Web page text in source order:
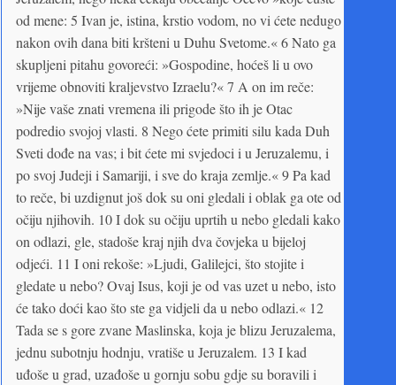
od mene: 5 Ivan je, istina, krstio vodom, no vi ćete nedugo
nakon ovih dana biti kršteni u Duhu Svetome.« 6 Nato ga
skupljeni pitahu govoreći: »Gospodine, hoćeš li u ovo
vrijeme obnoviti kraljevstvo Izraelu?« 7 A on im reče:
»Nije vaše znati vremena ili prigode što ih je Otac
podredio svojoj vlasti. 8 Nego ćete primiti silu kada Duh
Sveti dođe na vas; i bit ćete mi svjedoci i u Jeruzalemu, i
po svoj Judeji i Samariji, i sve do kraja zemlje.« 9 Pa kad
to reče, bi uzdignut još dok su oni gledali i oblak ga ote od
očiju njihovih. 10 I dok su očiju uprtih u nebo gledali kako
on odlazi, gle, stadoše kraj njih dva čovjeka u bijeloj
odjeći. 11 I oni rekoše: »Ljudi, Galilejci, što stojite i
gledate u nebo? Ovaj Isus, koji je od vas uzet u nebo, isto
će tako doći kao što ste ga vidjeli da u nebo odlazi.« 12
Tada se s gore zvane Maslinska, koja je blizu Jeruzalema,
jednu subotnju hodnju, vratiše u Jeruzalem. 13 I kad
uđoše u grad, uzađoše u gornju sobu gdje su boravili i